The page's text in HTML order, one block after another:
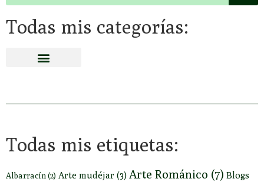
Todas mis categorías:
Todas mis etiquetas:
Albarracín(2) Arte mudéjar (3) Arte Románico (7) Blogs